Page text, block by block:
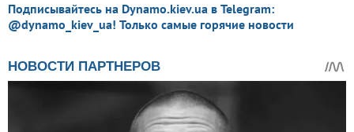
Подписывайтесь на Dynamo.kiev.ua в Telegram:
@dynamo_kiev_ua! Только самые горячие новости